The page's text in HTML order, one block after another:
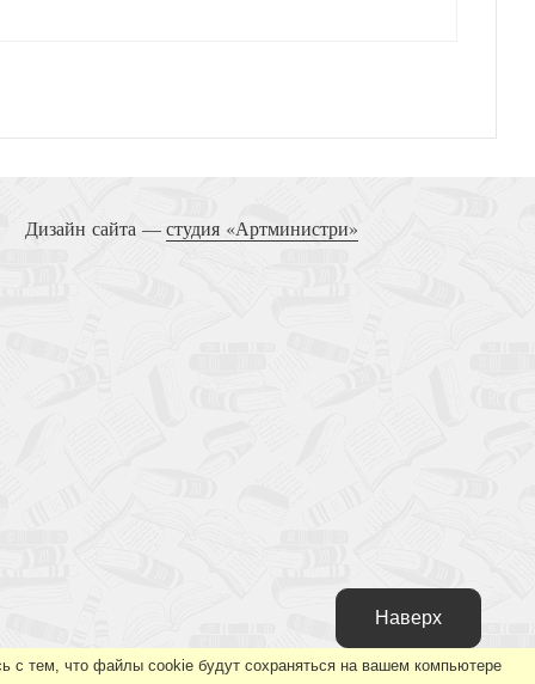
Дизайн сайта —студия «Артминистри»
с тем, что файлы cookie будут сохраняться на вашем компьютере
Наверх